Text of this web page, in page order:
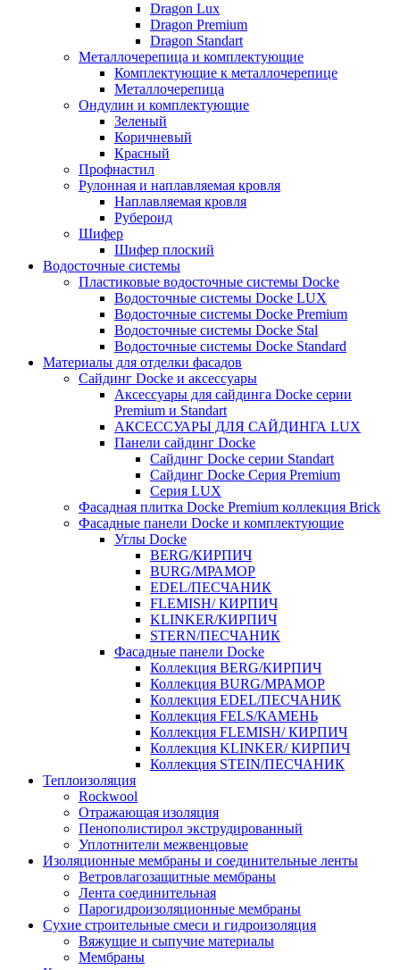
Dragon Lux
Dragon Premium
Dragon Standart
Металлочерепица и комплектующие
Комплектующие к металлочерепице
Металлочерепица
Ондулин и комплектующие
Зеленый
Коричневый
Красный
Профнастил
Рулонная и наплавляемая кровля
Наплавляемая кровля
Рубероид
Шифер
Шифер плоский
Водосточные системы
Пластиковые водосточные системы Docke
Водосточные системы Docke LUX
Водосточные системы Docke Premium
Водосточные системы Docke Stal
Водосточные системы Docke Standard
Материалы для отделки фасадов
Сайдинг Docke и аксессуары
Аксессуары для сайдинга Docke серии
Premium и Standart
АКСЕССУАРЫ ДЛЯ САЙДИНГА LUX
Панели сайдинг Docke
Cайдинг Docke серии Standart
Сайдинг Docke Серия Premium
Серия LUX
Фасадная плитка Docke Premium коллекция Brick
Фасадные панели Docke и комплектующие
Углы Docke
BERG/КИРПИЧ
BURG/МРАМОР
EDEL/ПЕСЧАНИК
FLEMISH/ КИРПИЧ
KLINKER/КИРПИЧ
STERN/ПЕСЧАНИК
Фасадные панели Docke
Коллекция BERG/КИРПИЧ
Коллекция BURG/МРАМОР
Коллекция EDEL/ПЕСЧАНИК
Коллекция FELS/КАМЕНЬ
Коллекция FLEMISH/ КИРПИЧ
Коллекция KLINKER/ КИРПИЧ
Коллекция STEIN/ПЕСЧАНИК
Теплоизоляция
Rockwool
Отражающая изоляция
Пенополистирол экструдированный
Уплотнители межвенцовые
Изоляционные мембраны и соединительные ленты
Ветровлагозащитные мембраны
Лента соединительная
Парогидроизоляционные мембраны
Сухие строительные смеси и гидроизоляция
Вяжущие и сыпучие материалы
Мембраны